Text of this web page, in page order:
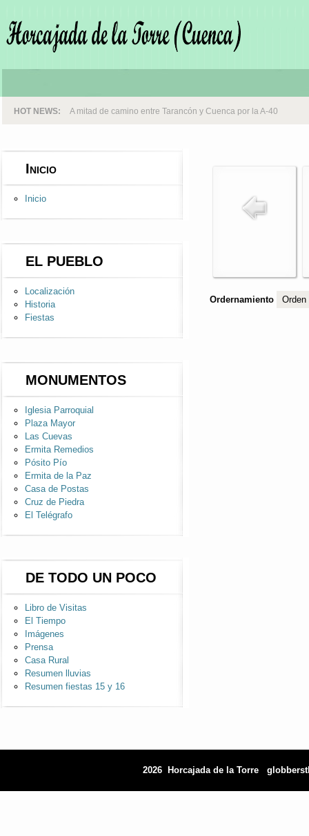
HOT NEWS: A mitad de camino entre Tarancón y Cuenca por la A-40
Inicio
Inicio
EL PUEBLO
Localización
Historia
Fiestas
MONUMENTOS
Iglesia Parroquial
Plaza Mayor
Las Cuevas
Ermita Remedios
Pósito Pío
Ermita de la Paz
Casa de Postas
Cruz de Piedra
El Telégrafo
DE TODO UN POCO
Libro de Visitas
El Tiempo
Imágenes
Prensa
Casa Rural
Resumen lluvias
Resumen fiestas 15 y 16
Ordernamiento
2026 Horcajada de la Torre